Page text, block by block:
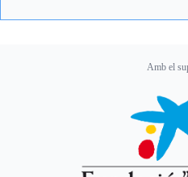
Amb el